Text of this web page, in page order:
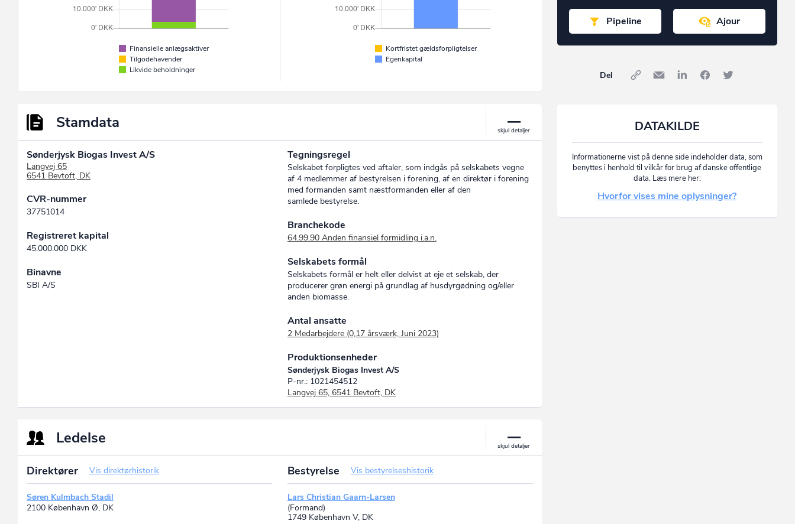
Finansielle anlægsaktiver
Tilgodehavender
Likvide beholdninger
Kortfristet gældsforpligtelser
Egenkapital
Stamdata
Sønderjysk Biogas Invest A/S
Langvej 65
6541 Bevtoft, DK
CVR-nummer
37751014
Registreret kapital
45.000.000 DKK
Binavne
SBI A/S
Tegningsregel
Selskabet forpligtes ved aftaler, som indgås på selskabets vegne
af 4 medlemmer af bestyrelsen i forening, af en direktør i forening
med formanden samt næstformanden eller af den
samlede bestyrelse.
Branchekode
64.99.90 Anden finansiel formidling i.a.n.
Selskabets formål
Selskabets formål er helt eller delvist at eje et selskab, der
producerer grøn energi på grundlag af husdyrgødning og/eller
anden biomasse.
Antal ansatte
2 Medarbejdere (0,17 årsværk, Juni 2023)
Produktionsenheder
Sønderjysk Biogas Invest A/S
P-nr.: 1021454512
Langvej 65, 6541 Bevtoft, DK
Ledelse
Direktører Vis direktørhistorik
Søren Kulmbach Stadil
2100 København Ø, DK
Bestyrelse Vis bestyrelseshistorik
Lars Christian Gaarn-Larsen
(Formand)
1749 København V, DK
Pipeline Ajour
Del
DATAKILDE
Informationerne vist på denne side indeholder data, som
benyttes i henhold til vilkår for brug af danske offentlige
data. Læs mere her:
Hvorfor vises mine oplysninger?